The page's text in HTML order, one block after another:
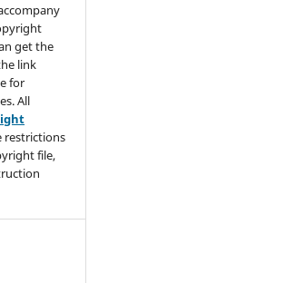
get the
link
for
All
restrictions
file,